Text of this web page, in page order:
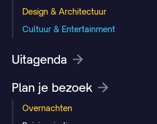
Design & Architectuur
Cultuur & Entertainment
Uitagenda
Plan je bezoek
Overnachten